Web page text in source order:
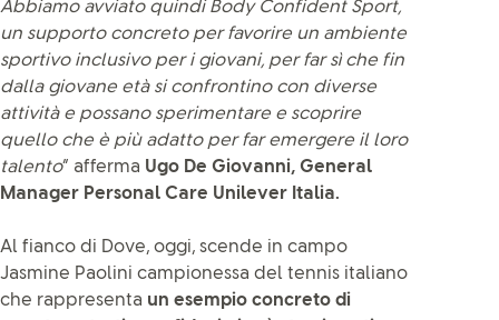
Abbiamo avviato quindi Body Confident Sport,
un supporto concreto per favorire un ambiente
sportivo inclusivo per i giovani, per far sì che fin
dalla giovane età si confrontino con diverse
attività e possano sperimentare e scoprire
quello che è più adatto per far emergere il loro
talento” afferma Ugo De Giovanni, General
Manager Personal Care Unilever Italia.
Al fianco di Dove, oggi, scende in campo
Jasmine Paolini campionessa del tennis italiano
che rappresenta un esempio concreto di